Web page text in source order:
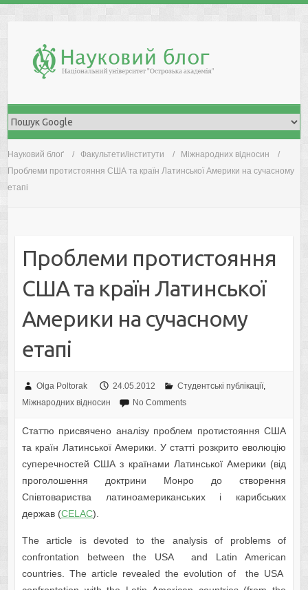
Науковий блоґ Факультети/інститути
Міжнародних відносин
Проблеми протистояння США та країн Латинської Америки на сучасному
етапі
Проблеми протистояння
США та країн Латинської
Америки на сучасному
етапі
Olga Poltorak 24.05.2012 Студентські публікації,
Міжнародних відносин
No Comments
Статтю присвячено аналізу проблем протистояння США
та країн Латинської Америки. У статті розкрито еволюцію
суперечностей США з країнами Латинської Америки (від
проголошення доктрини Монро до створення
Співтовариства латиноамериканських і карибських
держав (CELAC).
The article is devoted to the analysis of problems of
confrontation between the USA and Latin American
countries. The article revealed the evolution of the USA